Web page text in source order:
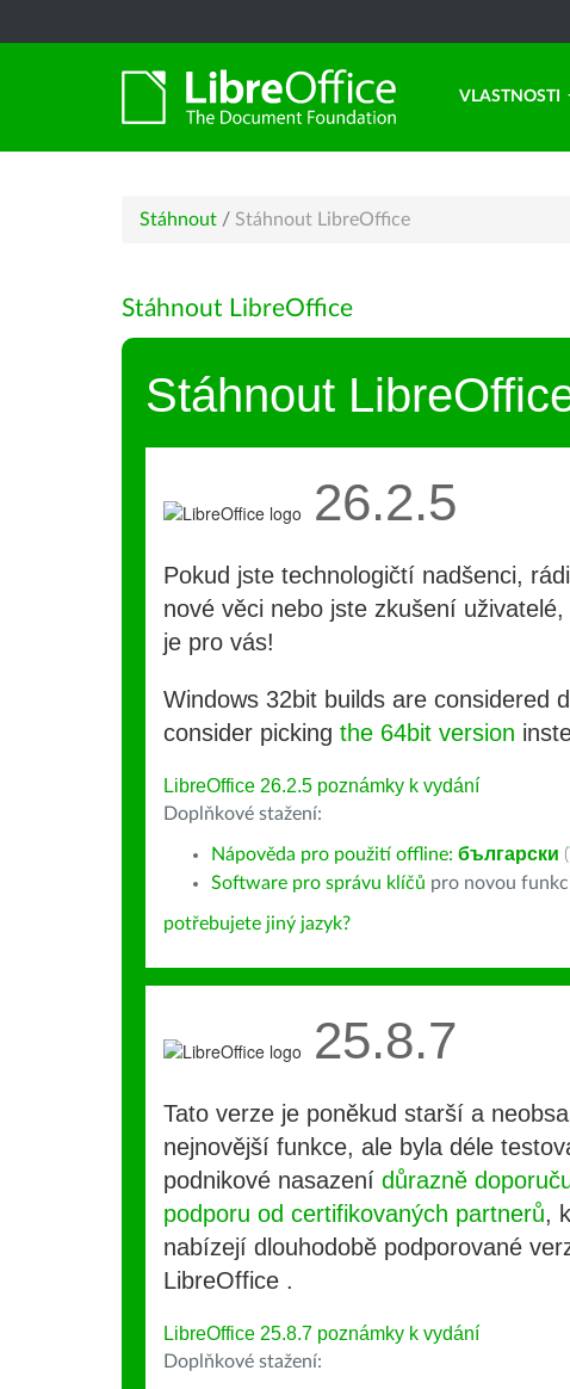
VLASTNOSTI
Stáhnout / Stáhnout LibreOffice
Stáhnout LibreOffice
Stáhnout
26.2.5
Pokud jste technologičtí nadšenci,
nové věci nebo jste zkušení
je pro vás!
Windows 32bit builds are considered
consider picking the 64bit version
LibreOffice 26.2.5 poznámky k vydání
Doplňkové stažení:
Nápověda pro použití offline: български (
Software pro správu klíčů pro novou
potřebujete jiný jazyk?
25.8.7
Tato verze je poněkud starší a
nejnovější funkce, ale byla déle
podnikové nasazení důrazně
podporu od certifikovaných partnerů,
nabízejí dlouhodobě podporované
LibreOffice .
LibreOffice 25.8.7 poznámky k vydání
Doplňkové stažení: